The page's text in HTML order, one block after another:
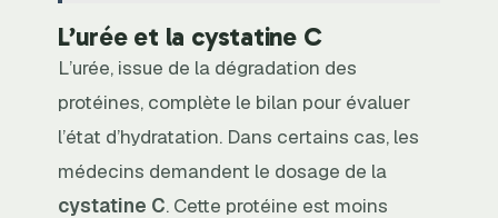
L’urée et la cystatine C
L’urée, issue de la dégradation des
protéines, complète le bilan pour évaluer
l’état d’hydratation. Dans certains cas, les
médecins demandent le dosage de la
cystatine C. Cette protéine est moins